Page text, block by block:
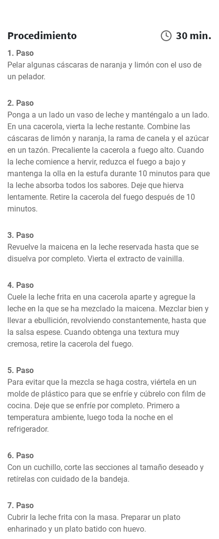
Procedimiento 30 min.
1. Paso
Pelar algunas cáscaras de naranja y limón con el uso de
un pelador.
2. Paso
Ponga a un lado un vaso de leche y manténgalo a un lado.
En una cacerola, vierta la leche restante. Combine las
cáscaras de limón y naranja, la rama de canela y el azúcar
en un tazón. Precaliente la cacerola a fuego alto. Cuando
la leche comience a hervir, reduzca el fuego a bajo y
mantenga la olla en la estufa durante 10 minutos para que
la leche absorba todos los sabores. Deje que hierva
lentamente. Retire la cacerola del fuego después de 10
minutos.
3. Paso
Revuelve la maicena en la leche reservada hasta que se
disuelva por completo. Vierta el extracto de vainilla.
4. Paso
Cuele la leche frita en una cacerola aparte y agregue la
leche en la que se ha mezclado la maicena. Mezclar bien y
llevar a ebullición, revolviendo constantemente, hasta que
la salsa espese. Cuando obtenga una textura muy
cremosa, retire la cacerola del fuego.
5. Paso
Para evitar que la mezcla se haga costra, viértela en un
molde de plástico para que se enfríe y cúbrelo con film de
cocina. Deje que se enfríe por completo. Primero a
temperatura ambiente, luego toda la noche en el
refrigerador.
6. Paso
Con un cuchillo, corte las secciones al tamaño deseado y
retírelas con cuidado de la bandeja.
7. Paso
Cubrir la leche frita con la masa. Preparar un plato
enharinado y un plato batido con huevo.